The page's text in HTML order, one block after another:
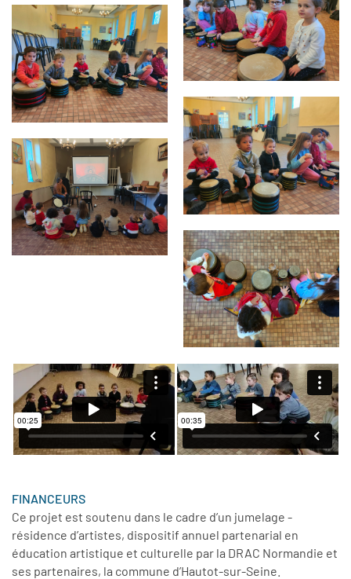
FINANCEURS
Ce projet est soutenu dans le cadre d’un jumelage -
résidence d’artistes, dispositif annuel partenarial en
éducation artistique et culturelle par la DRAC Normandie et
ses partenaires, la commune d’Hautot-sur-Seine.